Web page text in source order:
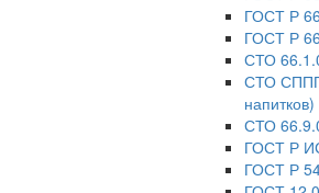
ГОСТ Р
ГОСТ Р
СТО
СТО СППП
напитков)
СТО
ГОСТ Р
ГОСТ Р